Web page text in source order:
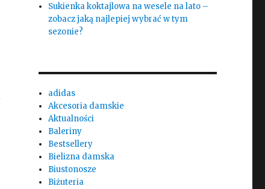
Sukienka koktajlowa na wesele na lato –
zobacz jaką najlepiej wybrać w tym
sezonie?
adidas
Akcesoria damskie
Aktualności
Baleriny
Bestsellery
Bielizna damska
Biustonosze
Biżuteria